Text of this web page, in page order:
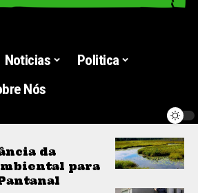
Noticias
Politica
Nós
da
para